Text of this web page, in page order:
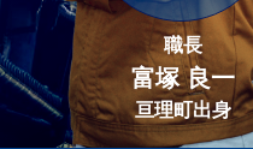
職長
富塚 良一
亘理町出身